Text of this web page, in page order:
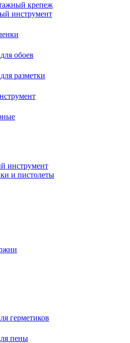
крепеж
инструмент
обоев
разметки
инструмент
и пистолеты
герметиков
пены